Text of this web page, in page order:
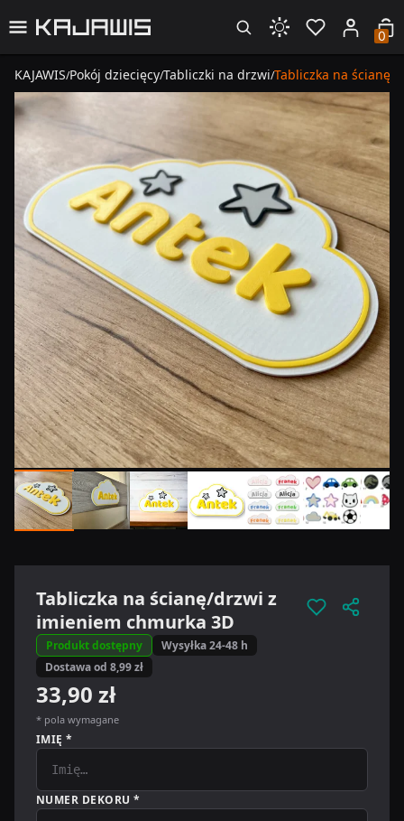
0
KAJAWIS/Pokój dziecięcy/Tabliczki na drzwi/Tabliczka na ścianę/
Tabliczka na ścianę/drzwi z
imieniem chmurka 3D
Produkt dostępny
Wysyłka 24-48 h
Dostawa od 8,99 zł
33,90 zł
* pola wymagane
IMIĘ *
NUMER DEKORU *